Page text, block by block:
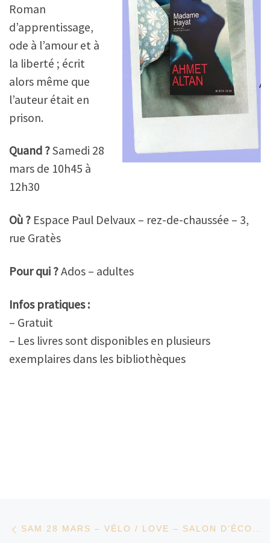
Roman
d’apprentissage,
ode à l’amour et à
la liberté ; écrit
alors même que
l’auteur était en
prison.
Quand ?Samedi 28
mars de 10h45 à
12h30
Où ? Espace Paul Delvaux – rez-de-chaussée – 3,
rue Gratès
Pour qui ?Ados – adultes
Infos pratiques :
– Gratuit
– Les livres sont disponibles en plusieurs
exemplaires dans les bibliothèques
SAM 28 MARS – VÉLO / LOVE – SALON D’ÉCOUTE